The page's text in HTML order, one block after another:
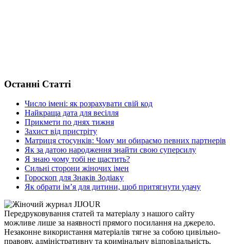
Останні Статті
Число імені: як розрахувати свій код
Найкраща дата для весілля
Прикмети по днях тижня
Захист від пристріту
Матриця стосунків: Чому ми обираємо певних партнерів
Як за датою народження знайти свою суперсилу
Я знаю чому тобі не щастить?
Сильні сторони жіночих імен
Гороскоп для Знаків Зодіаку
Як обрати ім’я для дитини, щоб притягнути удачу
Передруковування статей та матеріалу з нашого сайту
можливе лише за наявності прямого посилання на джерело.
Незаконне використання матеріалів тягне за собою цивільно-
правову, адміністративну та кримінальну відповідальність,